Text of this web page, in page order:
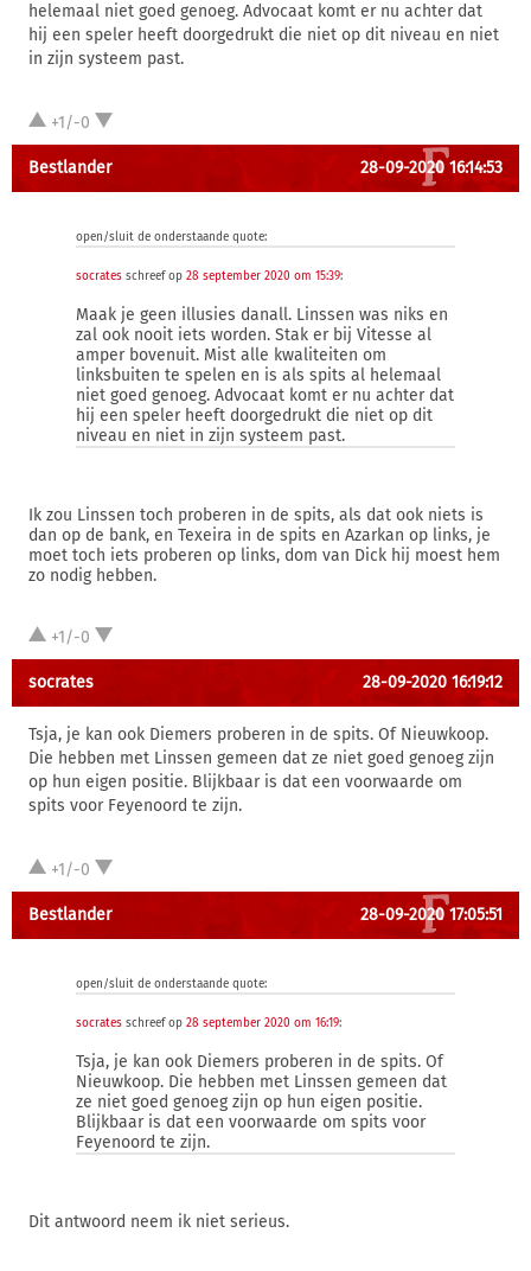
helemaal niet goed genoeg. Advocaat komt er nu achter dat
hij een speler heeft doorgedrukt die niet op dit niveau en niet
in zijn systeem past.
+1/-0
Bestlander 28-09-2020 16:14:53
open/sluit de onderstaande quote:
socrates schreef op 28 september 2020 om 15:39:
Maak je geen illusies danall. Linssen was niks en
zal ook nooit iets worden. Stak er bij Vitesse al
amper bovenuit. Mist alle kwaliteiten om
linksbuiten te spelen en is als spits al helemaal
niet goed genoeg. Advocaat komt er nu achter dat
hij een speler heeft doorgedrukt die niet op dit
niveau en niet in zijn systeem past.
Ik zou Linssen toch proberen in de spits, als dat ook niets is
dan op de bank, en Texeira in de spits en Azarkan op links, je
moet toch iets proberen op links, dom van Dick hij moest hem
zo nodig hebben.
+1/-0
socrates 28-09-2020 16:19:12
Tsja, je kan ook Diemers proberen in de spits. Of Nieuwkoop.
Die hebben met Linssen gemeen dat ze niet goed genoeg zijn
op hun eigen positie. Blijkbaar is dat een voorwaarde om
spits voor Feyenoord te zijn.
+1/-0
Bestlander 28-09-2020 17:05:51
open/sluit de onderstaande quote:
socrates schreef op 28 september 2020 om 16:19:
Tsja, je kan ook Diemers proberen in de spits. Of
Nieuwkoop. Die hebben met Linssen gemeen dat
ze niet goed genoeg zijn op hun eigen positie.
Blijkbaar is dat een voorwaarde om spits voor
Feyenoord te zijn.
Dit antwoord neem ik niet serieus.